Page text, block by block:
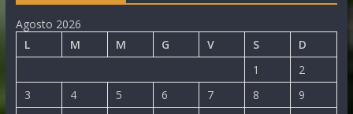
Agosto 2026
L
M M G V S
D
1
2
3
4 5 6 7 8
9